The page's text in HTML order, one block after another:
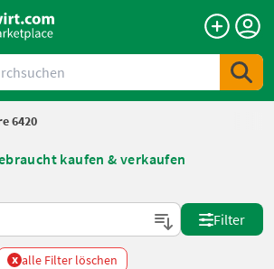
6420
kaufen & verkaufen
sortiert
Filter
x alle Filter löschen